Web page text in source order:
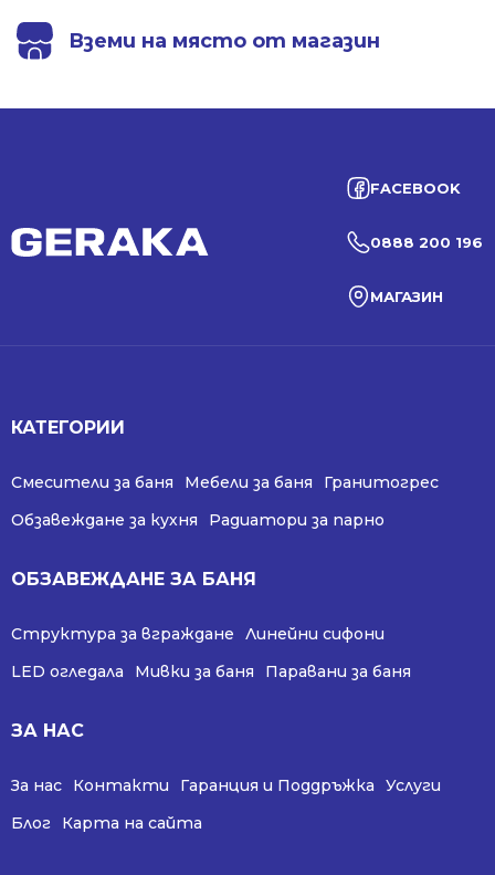
Вземи на място от магазин
FACEBOOK
0888 200 196
МАГАЗИН
КАТЕГОРИИ
Смесители за баня Мебели за баня
Гранитогрес
Обзавеждане за кухня
Радиатори за парно
ОБЗАВЕЖДАНЕ ЗА БАНЯ
Структура за вграждане
Линейни сифони
LED огледала
Мивки за баня Паравани за баня
ЗА НАС
За нас Контакти Гаранция и Поддръжка
Услуги
Блог
Карта на сайта